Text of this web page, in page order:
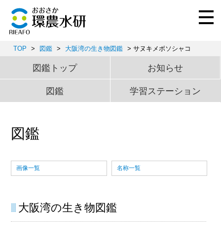
TOP > 図鑑 > 大阪湾の生き物図鑑 > サヌキメボソシャコ
図鑑トップ お知らせ
図鑑 学習ステーション
図鑑
画像一覧 名称一覧
大阪湾の生き物図鑑